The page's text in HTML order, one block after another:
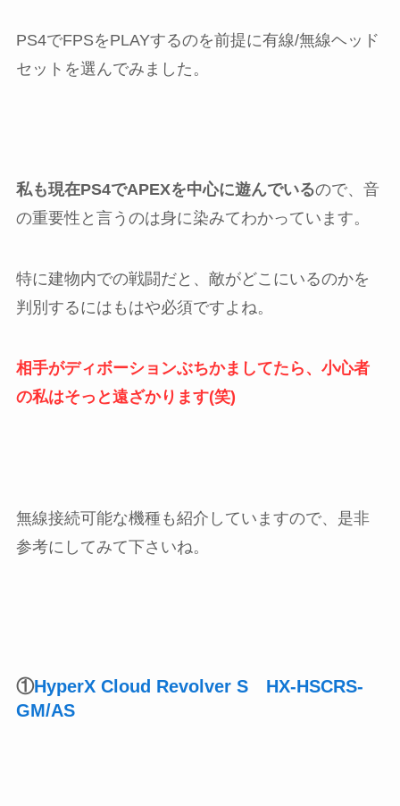
PS4でFPSをPLAYするのを前提に有線/無線ヘッド
セットを選んでみました。
私も現在PS4でAPEXを中心に遊んでいるので、音
の重要性と言うのは身に染みてわかっています。
特に建物内での戦闘だと、敵がどこにいるのかを
判別するにはもはや必須ですよね。
相手がディボーションぶちかましてたら、小心者
の私はそっと遠ざかります(笑)
無線接続可能な機種も紹介していますので、是非
参考にしてみて下さいね。
①HyperX Cloud Revolver S HX-HSCRS-
GM/AS